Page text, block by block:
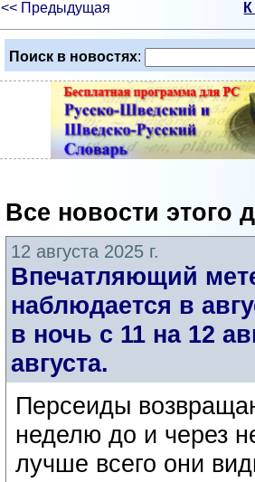
<< Предыдущая
Поиск в новостях:
Все новости этого
12 августа 2025 г.
Впечатляющий
наблюдается в
в ночь с 11 на 12
августа.
Персеиды
неделю до и через
лучше всего они